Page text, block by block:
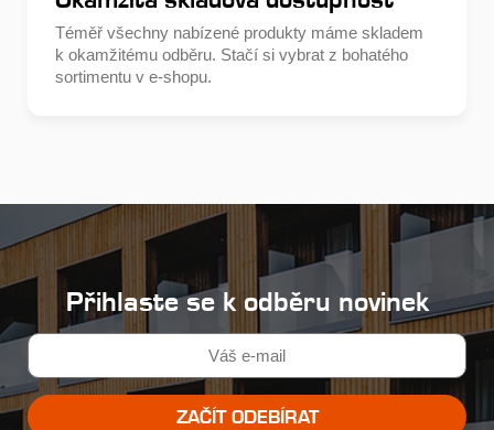
Téměř všechny nabízené produkty máme skladem
k okamžitému odběru. Stačí si vybrat z bohatého
sortimentu v e-shopu.
Přihlaste se k odběru novinek
ZAČÍT ODEBÍRAT